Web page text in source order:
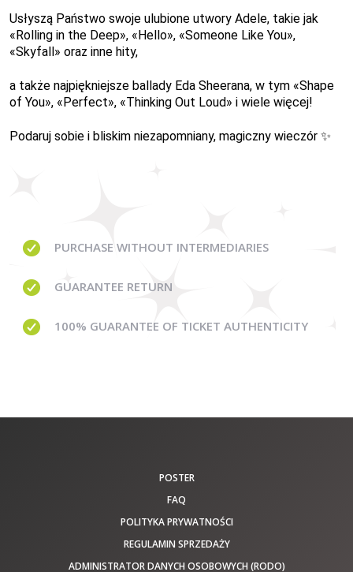
Usłyszą Państwo swoje ulubione utwory Adele, takie jak
«Rolling in the Deep», «Hello», «Someone Like You»,
«Skyfall» oraz inne hity,
a także najpiękniejsze ballady Eda Sheerana, w tym «Shape
of You», «Perfect», «Thinking Out Loud» i wiele więcej!
Podaruj sobie i bliskim niezapomniany, magiczny wieczór ✨
PURCHASE WITHOUT INTERMEDIARIES
GUARANTEE RETURN
100% GUARANTEE OF TICKET AUTHENTICITY
POSTER
FAQ
POLITYKA PRYWATNOŚCI
REGULAMIN SPRZEDAŻY
ADMINISTRATOR DANYCH OSOBOWYCH (RODO)